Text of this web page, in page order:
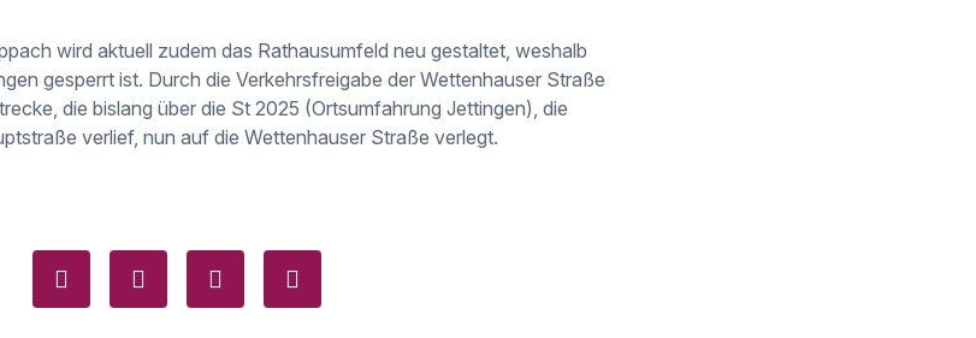
wird aktuell zudem das Rathausumfeld neu gestaltet, weshalb
gesperrt ist. Durch die Verkehrsfreigabe der Wettenhauser Straße
die bislang über die St 2025 (Ortsumfahrung Jettingen), die
verlief, nun auf die Wettenhauser Straße verlegt.